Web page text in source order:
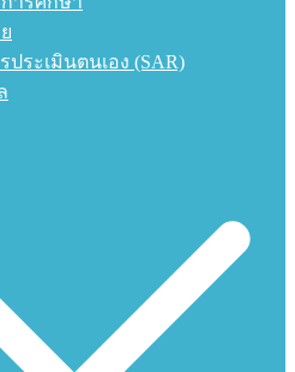
ประเมินตนเอง (SAR)